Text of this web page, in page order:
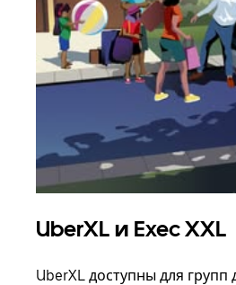
UberXL и Exec XXL
UberXL доступны для групп